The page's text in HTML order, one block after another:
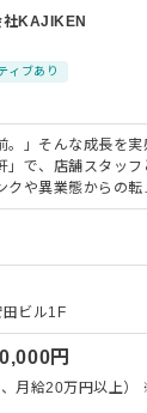
社KAJIKEN
ィブあり
。」そんな成長を実
」で、店舗スタッフ
クや異業態からの転
のでご安心ください
供・洗い物からス
そば調理を習得しま
くるプロフェッシ
ゆくはアルバイト育
希望があれば、店長
、多彩なキャリアパ
分かりやすい成長
ビル1F
円
月給20万円以上）